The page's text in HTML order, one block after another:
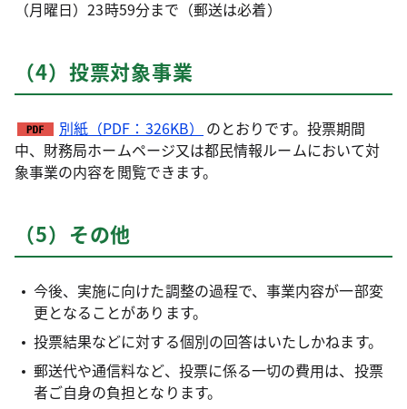
（月曜日）23時59分まで（郵送は必着）
（4）投票対象事業
別紙（PDF：326KB）
のとおりです。投票期間
中、財務局ホームページ又は都民情報ルームにおいて対
象事業の内容を閲覧できます。
（5）その他
今後、実施に向けた調整の過程で、事業内容が一部変
更となることがあります。
投票結果などに対する個別の回答はいたしかねます。
郵送代や通信料など、投票に係る一切の費用は、投票
者ご自身の負担となります。